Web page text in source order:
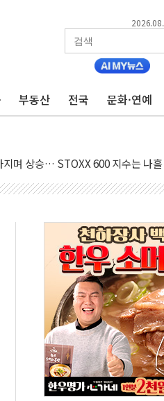
부동산 전국 문화·연예
우려
격차 확대'
위협에 맞설 자체 억지력 강화
美 해상봉쇄 영향
선물 1%대 상승
후퇴
광주↑ VS 트레이드데스크·웬디스↓
지 찾겠다"